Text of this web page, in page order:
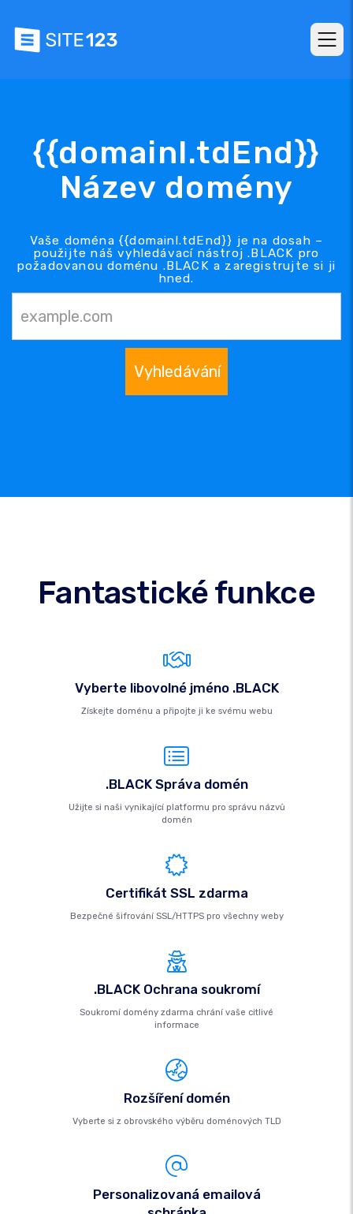
{{domainl.tdEnd}}
Název domény
Vaše doména {{domainl.tdEnd}} je na dosah –
použijte náš vyhledávací nástroj .BLACK pro
požadovanou doménu .BLACK a zaregistrujte si ji
hned.
Vyhledávání
Fantastické funkce
Vyberte libovolné jméno .BLACK
Získejte doménu a připojte ji ke svému webu
.BLACK Správa domén
Užijte si naši vynikající platformu pro správu názvů
domén
Certifikát SSL zdarma
Bezpečné šifrování SSL/HTTPS pro všechny weby
.BLACK Ochrana soukromí
Soukromí domény zdarma chrání vaše citlivé
informace
Rozšíření domén
Vyberte si z obrovského výběru doménových TLD
Personalizovaná emailová